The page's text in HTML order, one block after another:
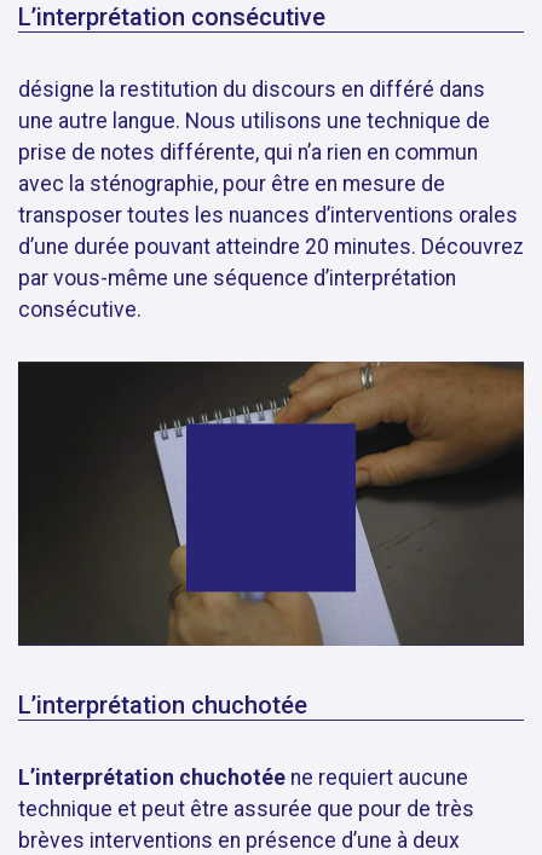
L’interprétation consécutive
désigne la restitution du discours en différé dans
une autre langue. Nous utilisons une technique de
prise de notes différente, qui n’a rien en commun
avec la sténographie, pour être en mesure de
transposer toutes les nuances d’interventions orales
d’une durée pouvant atteindre 20 minutes. Découvrez
par vous-même une séquence d’interprétation
consécutive.
L’interprétation chuchotée
L’interprétation chuchotée ne requiert aucune
technique et peut être assurée que pour de très
brèves interventions en présence d’une à deux